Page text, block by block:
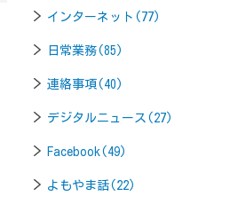
インターネット(77)
日常業務(85)
連絡事項(40)
デジタルニュース(27)
Facebook(49)
よもやま話(22)